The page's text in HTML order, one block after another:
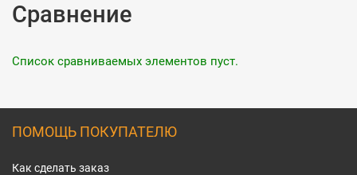
Сравнение
Список сравниваемых элементов пуст.
ПОМОЩЬ ПОКУПАТЕЛЮ
Как сделать заказ